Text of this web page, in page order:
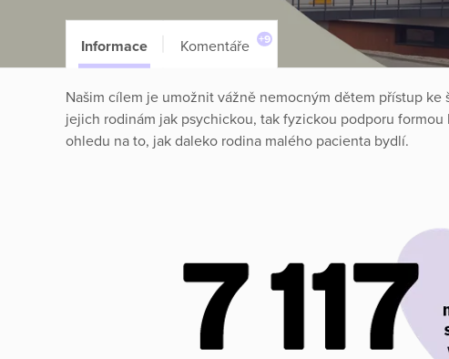
Informace Komentáře +9
Našim cílem je umožnit vážně nemocným dětem přístup
jejich rodinám jak psychickou, tak fyzickou podporu
ohledu na to, jak daleko rodina malého pacienta bydlí.